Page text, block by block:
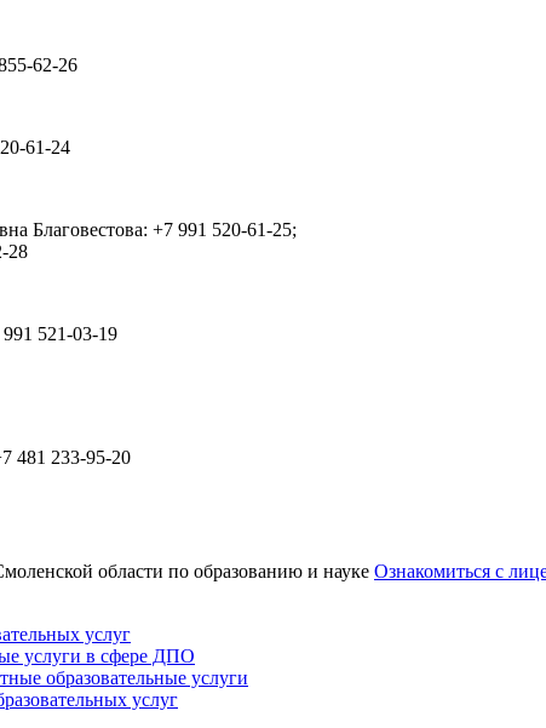
62-26
61-24
Благовестова: +7 991 520-61-25;
28
521-03-19
481 233-95-20
области по образованию и науке Ознакомиться с
услуг
услуги в сфере ДПО
образовательные услуги
услуг